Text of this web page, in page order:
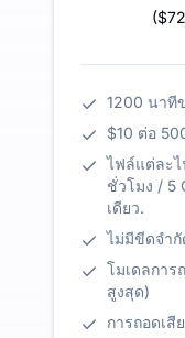
($72
1200 นาที
$10 ต่อ
ไฟล์แต่ละ
ชั่วโมง / 5
เดียว.
ไม่มีขีดจำ
โมเดลการ
สูงสุด)
การถอดเสี